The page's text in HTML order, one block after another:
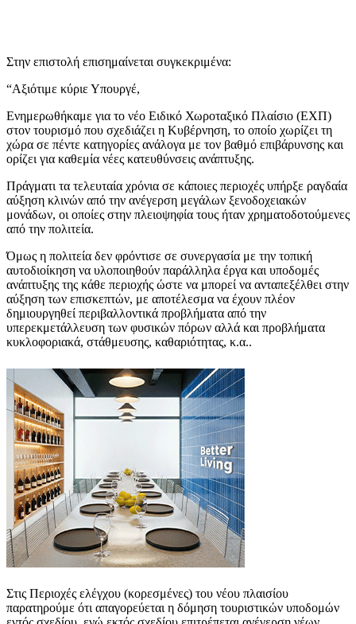
Στην επιστολή επισημαίνεται συγκεκριμένα:
“Αξιότιμε κύριε Υπουργέ,
Ενημερωθήκαμε για το νέο Ειδικό Χωροταξικό Πλαίσιο (ΕΧΠ)
στον τουρισμό που σχεδιάζει η Κυβέρνηση, το οποίο χωρίζει τη
χώρα σε πέντε κατηγορίες ανάλογα με τον βαθμό επιβάρυνσης και
ορίζει για καθεμία νέες κατευθύνσεις ανάπτυξης.
Πράγματι τα τελευταία χρόνια σε κάποιες περιοχές υπήρξε ραγδαία
αύξηση κλινών από την ανέγερση μεγάλων ξενοδοχειακών
μονάδων, οι οποίες στην πλειοψηφία τους ήταν χρηματοδοτούμενες
από την πολιτεία.
Όμως η πολιτεία δεν φρόντισε σε συνεργασία με την τοπική
αυτοδιοίκηση να υλοποιηθούν παράλληλα έργα και υποδομές
ανάπτυξης της κάθε περιοχής ώστε να μπορεί να ανταπεξέλθει στην
αύξηση των επισκεπτών, με αποτέλεσμα να έχουν πλέον
δημιουργηθεί περιβαλλοντικά προβλήματα από την
υπερεκμετάλλευση των φυσικών πόρων αλλά και προβλήματα
κυκλοφοριακά, στάθμευσης, καθαριότητας, κ.α..
Στις Περιοχές ελέγχου (κορεσμένες) του νέου πλαισίου
παρατηρούμε ότι απαγορεύεται η δόμηση τουριστικών υποδομών